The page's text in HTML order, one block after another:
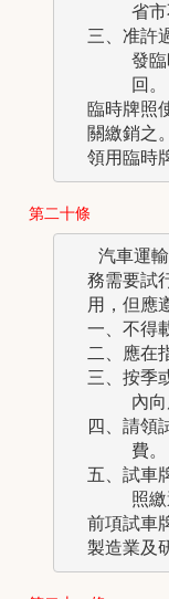
省市
三、准許
發臨
      回。
臨時牌照
  關繳銷之。
第二十條
汽車運輸
務需要試
用，但應
一、不得
二、應在
三、按季
內向
四、請領
      費。
五、試車
照繳
前項試車